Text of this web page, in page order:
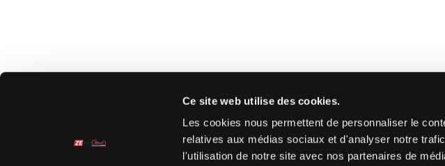
Ce site web utilise des cookies.
Les cookies nous permettent de personnaliser le
relatives aux médias sociaux et d'analyser notre
l'utilisation de notre site avec nos partenaires de